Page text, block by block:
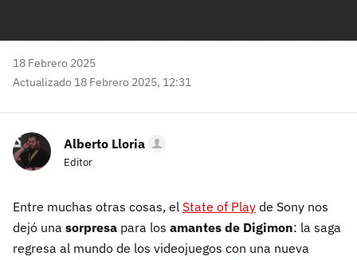
18 Febrero 2025
Actualizado 18 Febrero 2025, 12:31
Alberto Lloria
Editor
Entre muchas otras cosas, el State of Play de Sony nos
dejó una sorpresa para los amantes de Digimon: la saga
regresa al mundo de los videojuegos con una nueva